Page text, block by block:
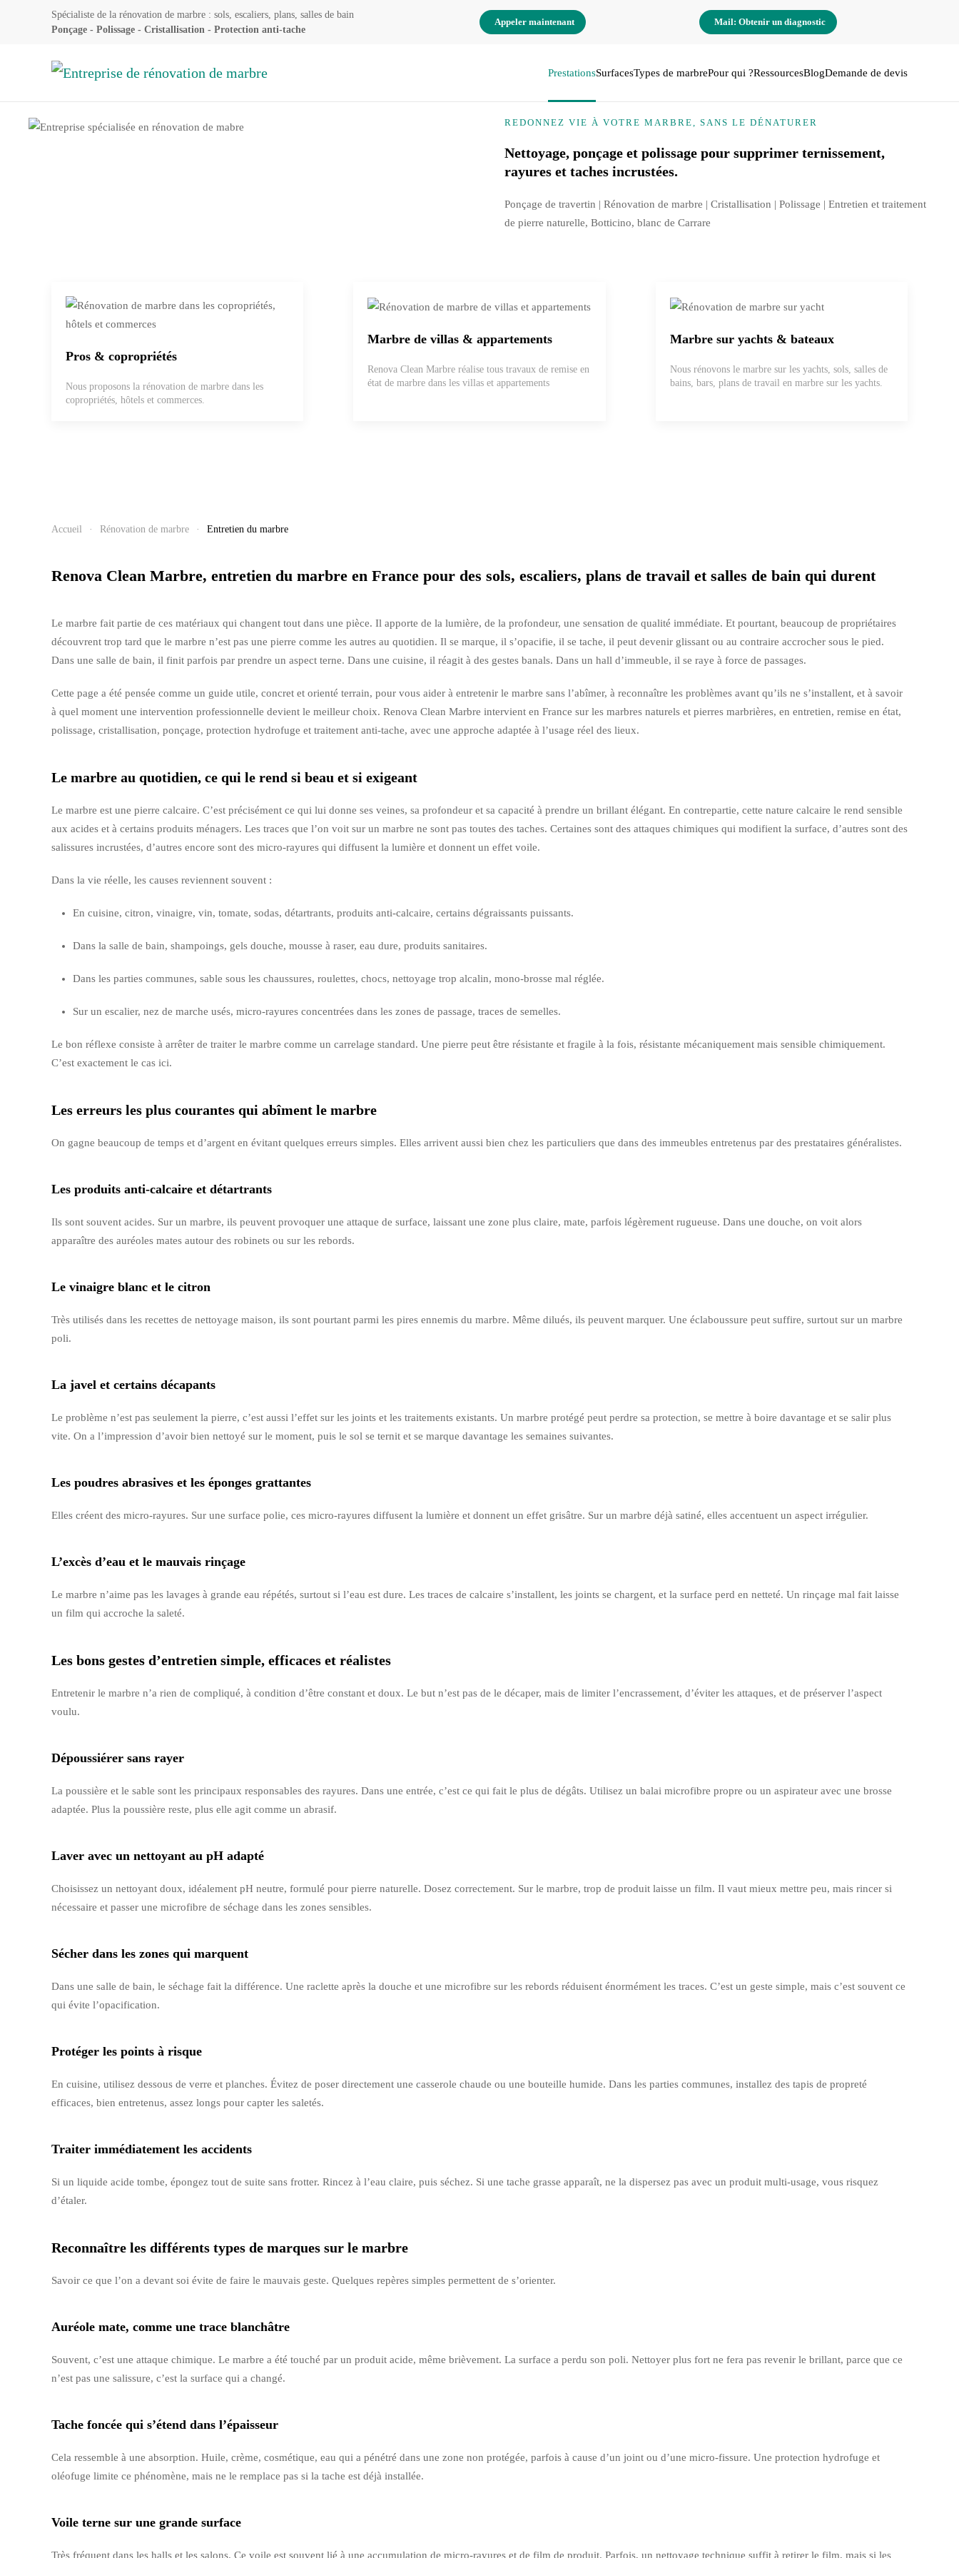
Spécialiste de la rénovation de marbre : sols, escaliers, plans, salles de bain
Ponçage - Polissage - Cristallisation - Protection anti-tache
Appeler maintenant Mail: Obtenir un diagnostic
PrestationsSurfacesTypes de marbrePour qui ?RessourcesBlogDemande de devis
REDONNEZ VIE À VOTRE MARBRE, SANS LE DÉNATURER
Nettoyage, ponçage et polissage pour supprimer ternissement,
rayures et taches incrustées.
Ponçage de travertin | Rénovation de marbre | Cristallisation | Polissage | Entretien et traitement
de pierre naturelle, Botticino, blanc de Carrare
Pros & copropriétés
Nous proposons la rénovation de marbre dans les
copropriétés, hôtels et commerces.
Marbre de villas & appartements
Renova Clean Marbre réalise tous travaux de remise en
état de marbre dans les villas et appartements
Marbre sur yachts & bateaux
Nous rénovons le marbre sur les yachts, sols, salles de
bains, bars, plans de travail en marbre sur les yachts.
Accueil Rénovation de marbre Entretien du marbre
Renova Clean Marbre, entretien du marbre en France pour des sols, escaliers, plans de travail et salles de bain qui durent
Le marbre fait partie de ces matériaux qui changent tout dans une pièce. Il apporte de la lumière, de la profondeur, une sensation de qualité immédiate. Et pourtant, beaucoup de propriétaires
découvrent trop tard que le marbre n’est pas une pierre comme les autres au quotidien. Il se marque, il s’opacifie, il se tache, il peut devenir glissant ou au contraire accrocher sous le pied.
Dans une salle de bain, il finit parfois par prendre un aspect terne. Dans une cuisine, il réagit à des gestes banals. Dans un hall d’immeuble, il se raye à force de passages.
Cette page a été pensée comme un guide utile, concret et orienté terrain, pour vous aider à entretenir le marbre sans l’abîmer, à reconnaître les problèmes avant qu’ils ne s’installent, et à savoir
à quel moment une intervention professionnelle devient le meilleur choix. Renova Clean Marbre intervient en France sur les marbres naturels et pierres marbrières, en entretien, remise en état,
polissage, cristallisation, ponçage, protection hydrofuge et traitement anti-tache, avec une approche adaptée à l’usage réel des lieux.
Le marbre au quotidien, ce qui le rend si beau et si exigeant
Le marbre est une pierre calcaire. C’est précisément ce qui lui donne ses veines, sa profondeur et sa capacité à prendre un brillant élégant. En contrepartie, cette nature calcaire le rend sensible
aux acides et à certains produits ménagers. Les traces que l’on voit sur un marbre ne sont pas toutes des taches. Certaines sont des attaques chimiques qui modifient la surface, d’autres sont des
salissures incrustées, d’autres encore sont des micro-rayures qui diffusent la lumière et donnent un effet voile.
Dans la vie réelle, les causes reviennent souvent :
En cuisine, citron, vinaigre, vin, tomate, sodas, détartrants, produits anti-calcaire, certains dégraissants puissants.
Dans la salle de bain, shampoings, gels douche, mousse à raser, eau dure, produits sanitaires.
Dans les parties communes, sable sous les chaussures, roulettes, chocs, nettoyage trop alcalin, mono-brosse mal réglée.
Sur un escalier, nez de marche usés, micro-rayures concentrées dans les zones de passage, traces de semelles.
Le bon réflexe consiste à arrêter de traiter le marbre comme un carrelage standard. Une pierre peut être résistante et fragile à la fois, résistante mécaniquement mais sensible chimiquement.
C’est exactement le cas ici.
Les erreurs les plus courantes qui abîment le marbre
On gagne beaucoup de temps et d’argent en évitant quelques erreurs simples. Elles arrivent aussi bien chez les particuliers que dans des immeubles entretenus par des prestataires généralistes.
Les produits anti-calcaire et détartrants
Ils sont souvent acides. Sur un marbre, ils peuvent provoquer une attaque de surface, laissant une zone plus claire, mate, parfois légèrement rugueuse. Dans une douche, on voit alors
apparaître des auréoles mates autour des robinets ou sur les rebords.
Le vinaigre blanc et le citron
Très utilisés dans les recettes de nettoyage maison, ils sont pourtant parmi les pires ennemis du marbre. Même dilués, ils peuvent marquer. Une éclaboussure peut suffire, surtout sur un marbre
poli.
La javel et certains décapants
Le problème n’est pas seulement la pierre, c’est aussi l’effet sur les joints et les traitements existants. Un marbre protégé peut perdre sa protection, se mettre à boire davantage et se salir plus
vite. On a l’impression d’avoir bien nettoyé sur le moment, puis le sol se ternit et se marque davantage les semaines suivantes.
Les poudres abrasives et les éponges grattantes
Elles créent des micro-rayures. Sur une surface polie, ces micro-rayures diffusent la lumière et donnent un effet grisâtre. Sur un marbre déjà satiné, elles accentuent un aspect irrégulier.
L’excès d’eau et le mauvais rinçage
Le marbre n’aime pas les lavages à grande eau répétés, surtout si l’eau est dure. Les traces de calcaire s’installent, les joints se chargent, et la surface perd en netteté. Un rinçage mal fait laisse
un film qui accroche la saleté.
Les bons gestes d’entretien simple, efficaces et réalistes
Entretenir le marbre n’a rien de compliqué, à condition d’être constant et doux. Le but n’est pas de le décaper, mais de limiter l’encrassement, d’éviter les attaques, et de préserver l’aspect
voulu.
Dépoussiérer sans rayer
La poussière et le sable sont les principaux responsables des rayures. Dans une entrée, c’est ce qui fait le plus de dégâts. Utilisez un balai microfibre propre ou un aspirateur avec une brosse
adaptée. Plus la poussière reste, plus elle agit comme un abrasif.
Laver avec un nettoyant au pH adapté
Choisissez un nettoyant doux, idéalement pH neutre, formulé pour pierre naturelle. Dosez correctement. Sur le marbre, trop de produit laisse un film. Il vaut mieux mettre peu, mais rincer si
nécessaire et passer une microfibre de séchage dans les zones sensibles.
Sécher dans les zones qui marquent
Dans une salle de bain, le séchage fait la différence. Une raclette après la douche et une microfibre sur les rebords réduisent énormément les traces. C’est un geste simple, mais c’est souvent ce
qui évite l’opacification.
Protéger les points à risque
En cuisine, utilisez dessous de verre et planches. Évitez de poser directement une casserole chaude ou une bouteille humide. Dans les parties communes, installez des tapis de propreté
efficaces, bien entretenus, assez longs pour capter les saletés.
Traiter immédiatement les accidents
Si un liquide acide tombe, épongez tout de suite sans frotter. Rincez à l’eau claire, puis séchez. Si une tache grasse apparaît, ne la dispersez pas avec un produit multi-usage, vous risquez
d’étaler.
Reconnaître les différents types de marques sur le marbre
Savoir ce que l’on a devant soi évite de faire le mauvais geste. Quelques repères simples permettent de s’orienter.
Auréole mate, comme une trace blanchâtre
Souvent, c’est une attaque chimique. Le marbre a été touché par un produit acide, même brièvement. La surface a perdu son poli. Nettoyer plus fort ne fera pas revenir le brillant, parce que ce
n’est pas une salissure, c’est la surface qui a changé.
Tache foncée qui s’étend dans l’épaisseur
Cela ressemble à une absorption. Huile, crème, cosmétique, eau qui a pénétré dans une zone non protégée, parfois à cause d’un joint ou d’une micro-fissure. Une protection hydrofuge et
oléofuge limite ce phénomène, mais ne le remplace pas si la tache est déjà installée.
Voile terne sur une grande surface
Très fréquent dans les halls et les salons. Ce voile est souvent lié à une accumulation de micro-rayures et de film de produit. Parfois, un nettoyage technique suffit à retirer le film, mais si les